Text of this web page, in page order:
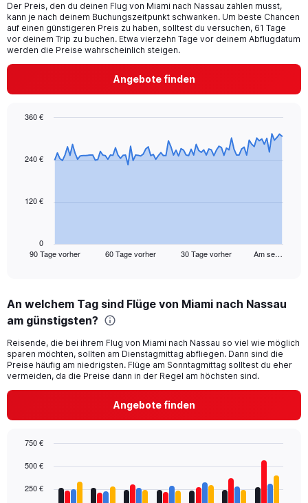
Der Preis, den du deinen Flug von Miami nach Nassau zahlen musst,
kann je nach deinem Buchungszeitpunkt schwanken. Um beste Chancen
auf einen günstigeren Preis zu haben, solltest du versuchen, 61 Tage
vor deinem Trip zu buchen. Etwa vierzehn Tage vor deinem Abflugdatum
werden die Preise wahrscheinlich steigen.
Angebote finden
91
data
The
Range:
91
The
chart
has
values.
360.
90 Tage vorher 60 Tage vorher 30 Tage vorher Am se…
0
120 €
240 €
360 €
End
An welchem Tag sind Flüge von Miami nach Nassau
am günstigsten?
Reisende, die bei ihrem Flug von Miami nach Nassau so viel wie möglich
sparen möchten, sollten am Dienstagmittag abfliegen. Dann sind die
Preise häufig am niedrigsten. Flüge am Sonntagmittag solltest du eher
vermeiden, da die Preise dann in der Regel am höchsten sind.
Angebote finden
chart
graphic.
250 €
500 €
750 €